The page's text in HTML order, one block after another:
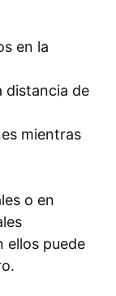
en la
distancia de
mientras
o en
ellos puede